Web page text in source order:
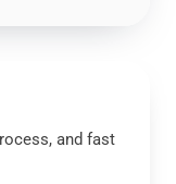
and fast